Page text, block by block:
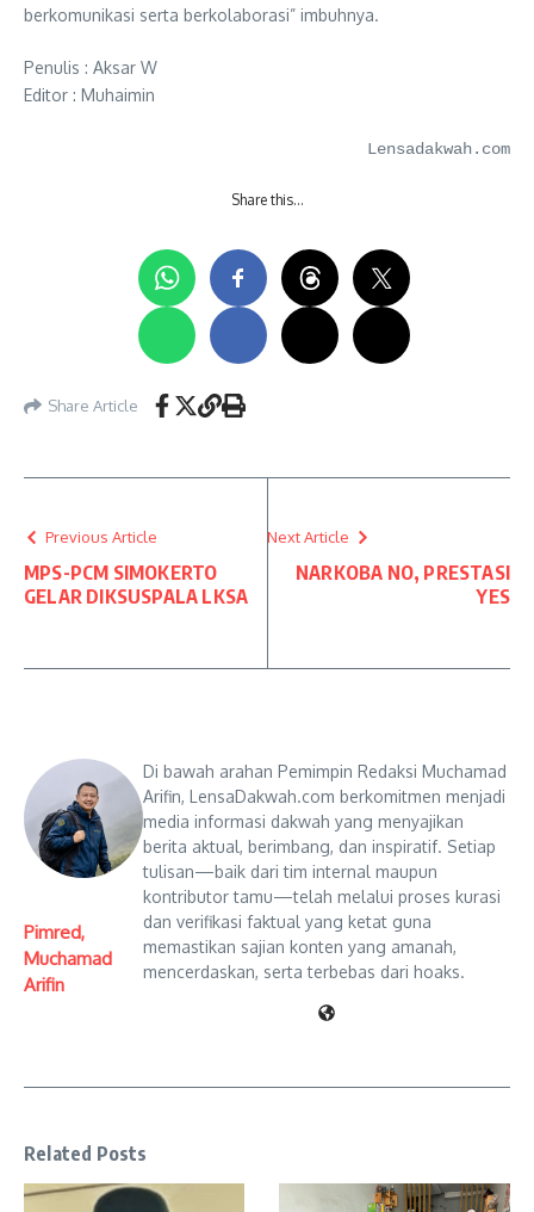
berkomunikasi serta berkolaborasi” imbuhnya.
Penulis : Aksar W
Editor : Muhaimin
Lensadakwah.com
Share this…
Share Article
Previous Article
MPS-PCM SIMOKERTO
GELAR DIKSUSPALA LKSA
Next Article
NARKOBA NO, PRESTASI
YES
Pimred,
Muchamad
Arifin
Di bawah arahan Pemimpin Redaksi Muchamad
Arifin, LensaDakwah.com berkomitmen menjadi
media informasi dakwah yang menyajikan
berita aktual, berimbang, dan inspiratif. Setiap
tulisan—baik dari tim internal maupun
kontributor tamu—telah melalui proses kurasi
dan verifikasi faktual yang ketat guna
memastikan sajian konten yang amanah,
mencerdaskan, serta terbebas dari hoaks.
Related Posts